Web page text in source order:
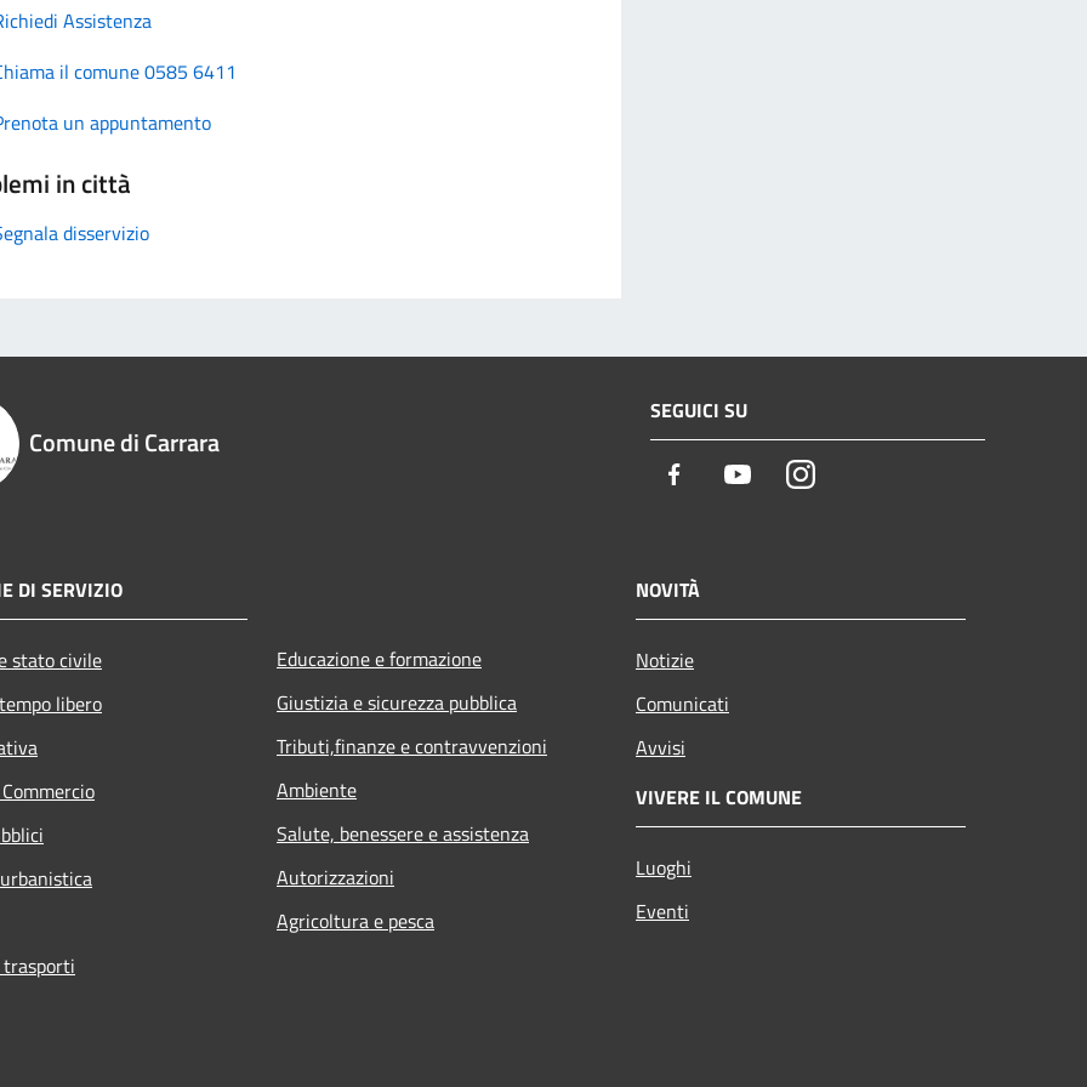
Assistenza
il comune 0585 6411
un appuntamento
in città
disservizio
Comune di Carrara
SEGUICI SU
Facebook YoutubeInstagram
DI SERVIZIO
stato civile
libero
Educazione e formazione
Giustizia e sicurezza pubblica
Tributi,finanze e contravvenzioni
Ambiente
Salute, benessere e assistenza
Autorizzazioni
Agricoltura e pesca
NOVITÀ
Notizie
Comunicati
Avvisi
VIVERE IL COMUNE
Luoghi
Eventi